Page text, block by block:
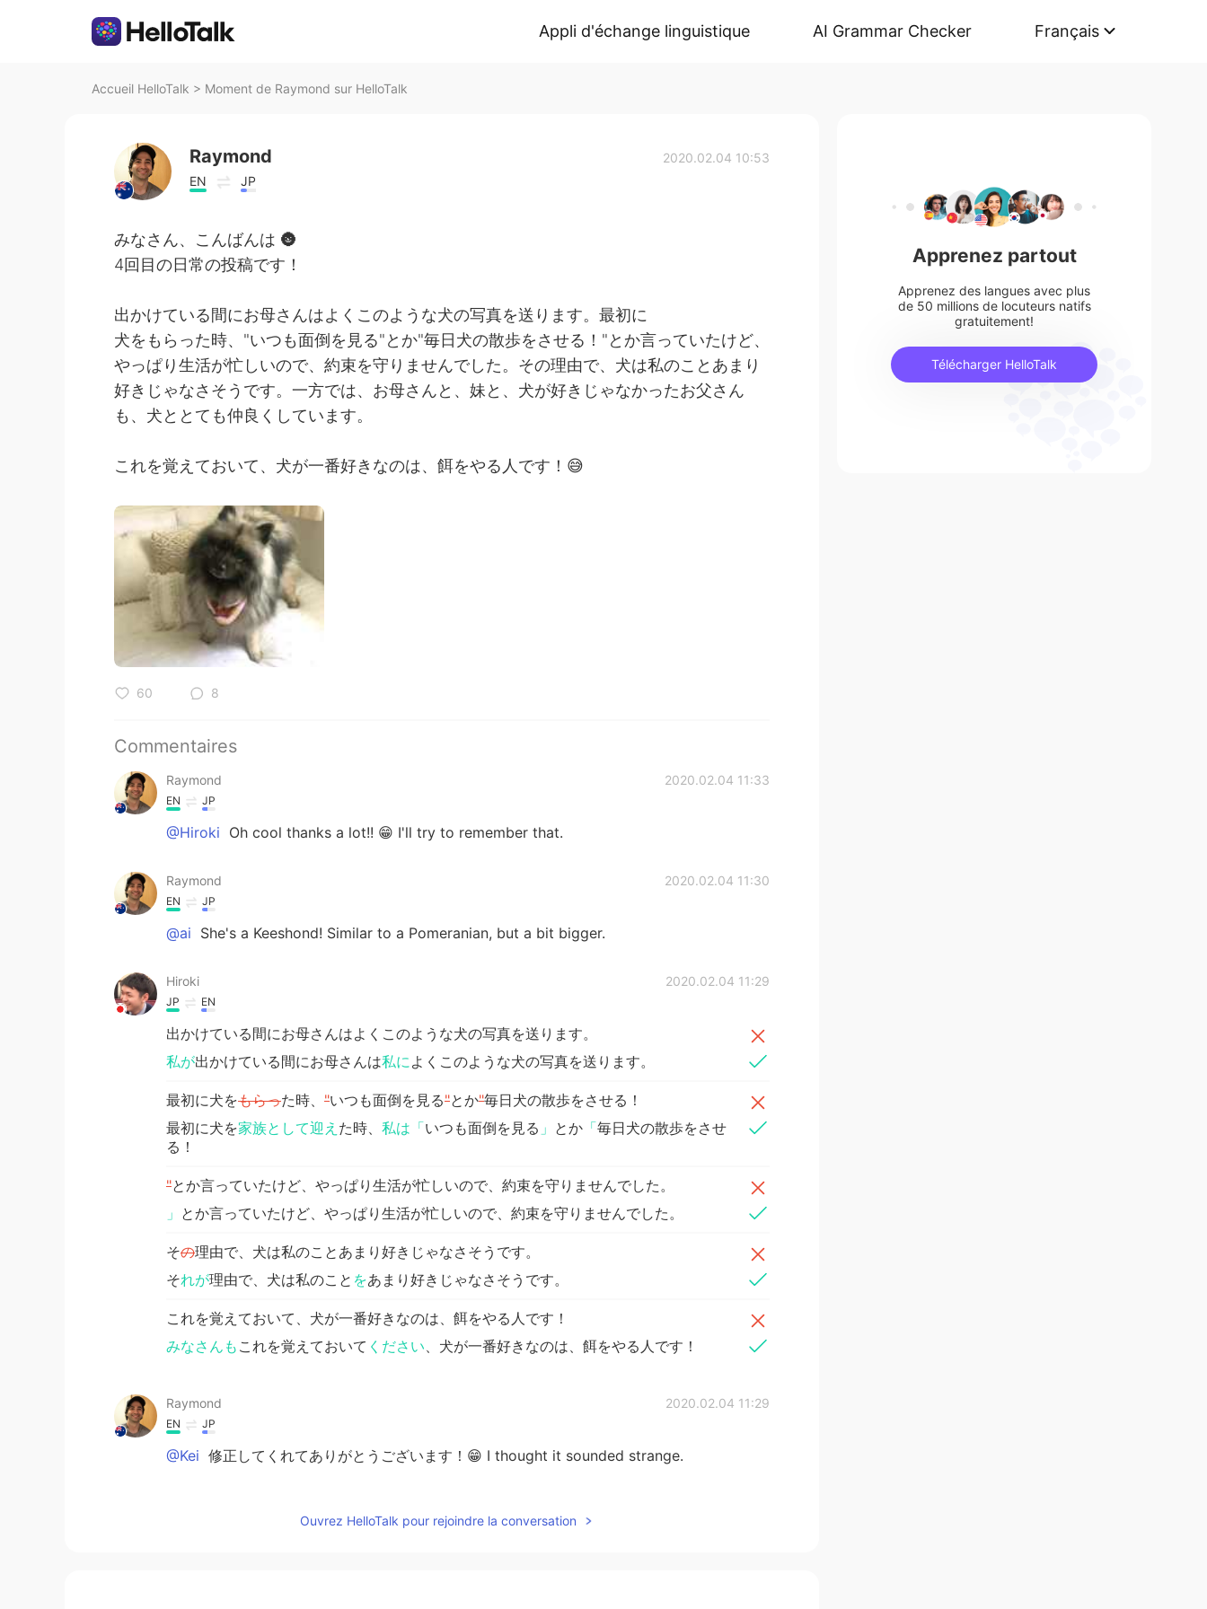
Appli d'échange linguistique AI Grammar Checker Français
Accueil HelloTalk > Moment de Raymond sur HelloTalk
Raymond
EN JP
2020.02.04 10:53
みなさん、こんばんは 🌚
4回目の日常の投稿です！
出かけている間にお母さんはよくこのような犬の写真を送ります。最初に
犬をもらった時、"いつも面倒を見る"とか"毎日犬の散歩をさせる！"とか言っていたけど、
やっぱり生活が忙しいので、約束を守りませんでした。その理由で、犬は私のことあまり
好きじゃなさそうです。一方では、お母さんと、妹と、犬が好きじゃなかったお父さん
も、犬ととても仲良くしています。
これを覚えておいて、犬が一番好きなのは、餌をやる人です！😅
60 8
Commentaires
Raymond 2020.02.04 11:33
EN JP
@Hiroki Oh cool thanks a lot!! 😁 I'll try to remember that.
Raymond 2020.02.04 11:30
EN JP
@ai She's a Keeshond! Similar to a Pomeranian, but a bit bigger.
Hiroki 2020.02.04 11:29
JP EN
出かけている間にお母さんはよくこのような犬の写真を送ります。
私が出かけている間にお母さんは私に よくこのような犬の写真を送ります。
最初に犬をもらった時、 "いつも面倒を見る"とか"毎日犬の散歩をさせる！
最初に犬を家族として迎え た時、 私は「いつも面倒を見る 」 とか 「毎日犬の散歩をさせ
る！
"とか言っていたけど、やっぱり生活が忙しいので、約束を守りませんでした。
」 とか言っていたけど、やっぱり生活が忙しいので、約束を守りませんでした。
その理由で、犬は私のことあまり好きじゃなさそうです。
それが理由で、犬は私のこと をあまり好きじゃなさそうです。
これを覚えておいて、犬が一番好きなのは、餌をやる人です！
みなさんも これを覚えておいて ください 、犬が一番好きなのは、餌をやる人です！
Raymond 2020.02.04 11:29
EN JP
@Kei 修正してくれてありがとうございます！😁 I thought it sounded strange.
Ouvrez HelloTalk pour rejoindre la conversation
Apprenez partout
Apprenez des langues avec plus
de 50 millions de locuteurs natifs
gratuitement!
Télécharger HelloTalk